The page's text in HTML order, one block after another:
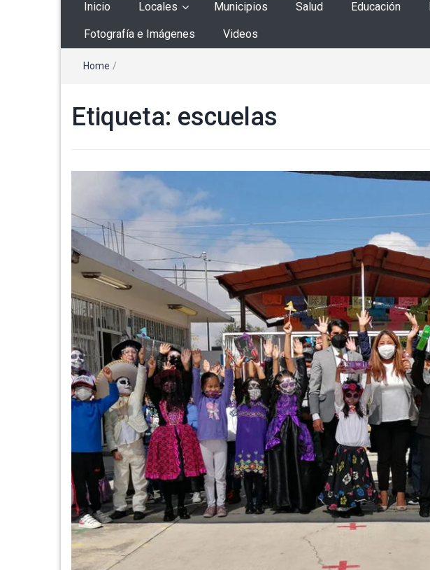
Inicio Locales Municipios Salud Educación
Fotografía e Imágenes Videos
Home /
Etiqueta: escuelas